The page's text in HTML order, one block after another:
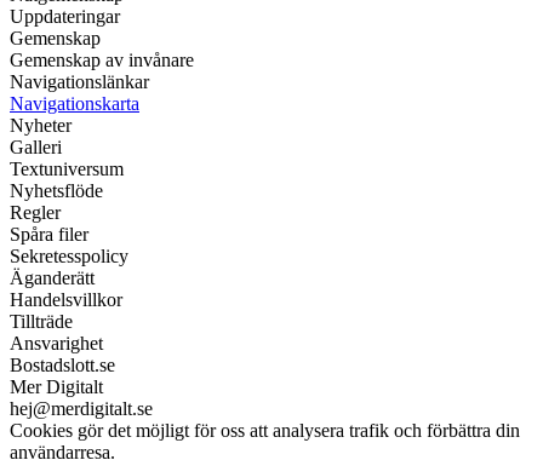
Uppdateringar
Gemenskap
Gemenskap av invånare
Navigationslänkar
Navigationskarta
Nyheter
Galleri
Textuniversum
Nyhetsflöde
Regler
Spåra filer
Sekretesspolicy
Äganderätt
Handelsvillkor
Tillträde
Ansvarighet
Bostadslott.se
Mer Digitalt
hej@merdigitalt.se
Cookies gör det möjligt för oss att analysera trafik och förbättra din
användarresa.